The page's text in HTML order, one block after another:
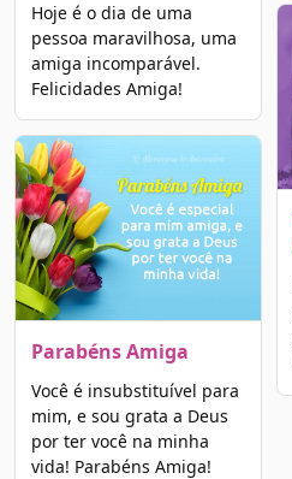
Hoje é o dia de uma
pessoa maravilhosa, uma
amiga incomparável.
Felicidades Amiga!
Parabéns Amiga
Você é insubstituível para
mim, e sou grata a Deus
por ter você na minha
vida! Parabéns Amiga!